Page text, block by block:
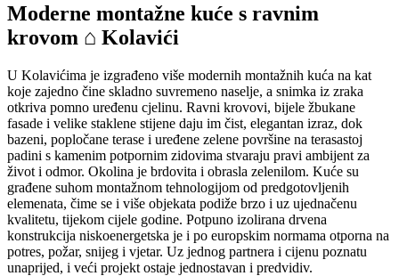
Moderne montažne kuće s ravnim
krovom ⌂ Kolavići
U Kolavićima je izgrađeno više modernih montažnih kuća na kat
koje zajedno čine skladno suvremeno naselje, a snimka iz zraka
otkriva pomno uređenu cjelinu. Ravni krovovi, bijele žbukane
fasade i velike staklene stijene daju im čist, elegantan izraz, dok
bazeni, popločane terase i uređene zelene površine na terasastoj
padini s kamenim potpornim zidovima stvaraju pravi ambijent za
život i odmor. Okolina je brdovita i obrasla zelenilom. Kuće su
građene suhom montažnom tehnologijom od predgotovljenih
elemenata, čime se i više objekata podiže brzo i uz ujednačenu
kvalitetu, tijekom cijele godine. Potpuno izolirana drvena
konstrukcija niskoenergetska je i po europskim normama otporna na
potres, požar, snijeg i vjetar. Uz jednog partnera i cijenu poznatu
unaprijed, i veći projekt ostaje jednostavan i predvidiv.